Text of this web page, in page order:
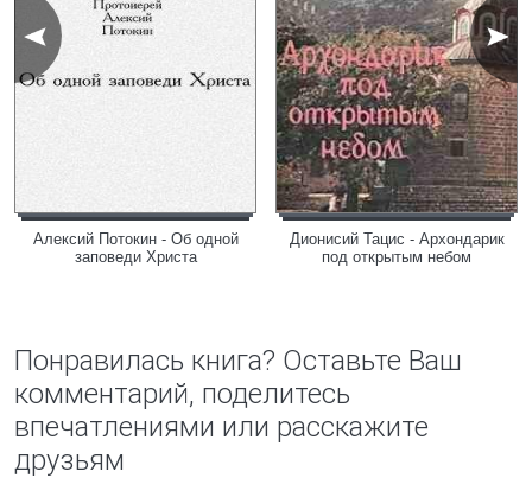
Алексий Потокин - Об одной
заповеди Христа
Дионисий Тацис - Архондарик
под открытым небом
Понравилась книга? Оставьте Ваш
комментарий, поделитесь
впечатлениями или расскажите
друзьям